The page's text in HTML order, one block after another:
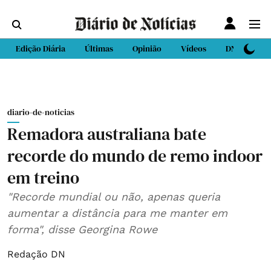
Edição Diária Últimas Opinião Vídeos DN Sport
diario-de-noticias
Remadora australiana bate
recorde do mundo de remo indoor
em treino
"Recorde mundial ou não, apenas queria
aumentar a distância para me manter em
forma", disse Georgina Rowe
Redação DN